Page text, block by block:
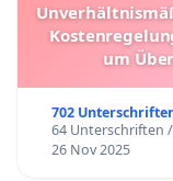
um
702
64 Unterschriften /
26 Nov 2025